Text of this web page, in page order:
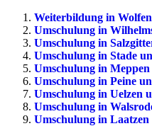
Weiterbildung in
Umschulung in
Umschulung in
Umschulung in Stade
Umschulung in
Umschulung in Peine
Umschulung in Uelzen
Umschulung in
Umschulung in